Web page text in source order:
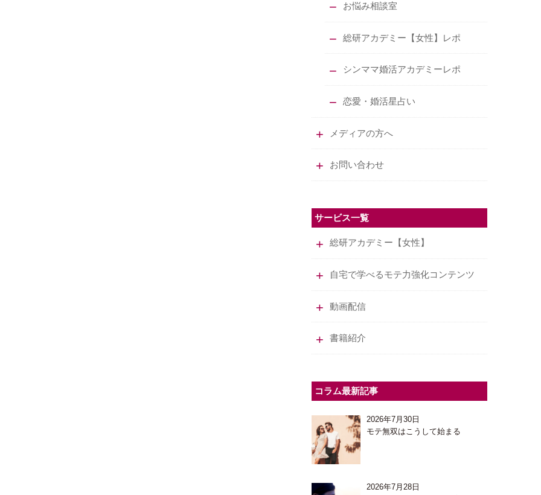
お悩み相談室
総研アカデミー【女性】レポ
シンママ婚活アカデミーレポ
恋愛・婚活星占い
メディアの方へ
お問い合わせ
サービス一覧
総研アカデミー【女性】
自宅で学べるモテ力強化コンテンツ
動画配信
書籍紹介
コラム最新記事
2026年7月30日
モテ無双はこうして始まる
2026年7月28日